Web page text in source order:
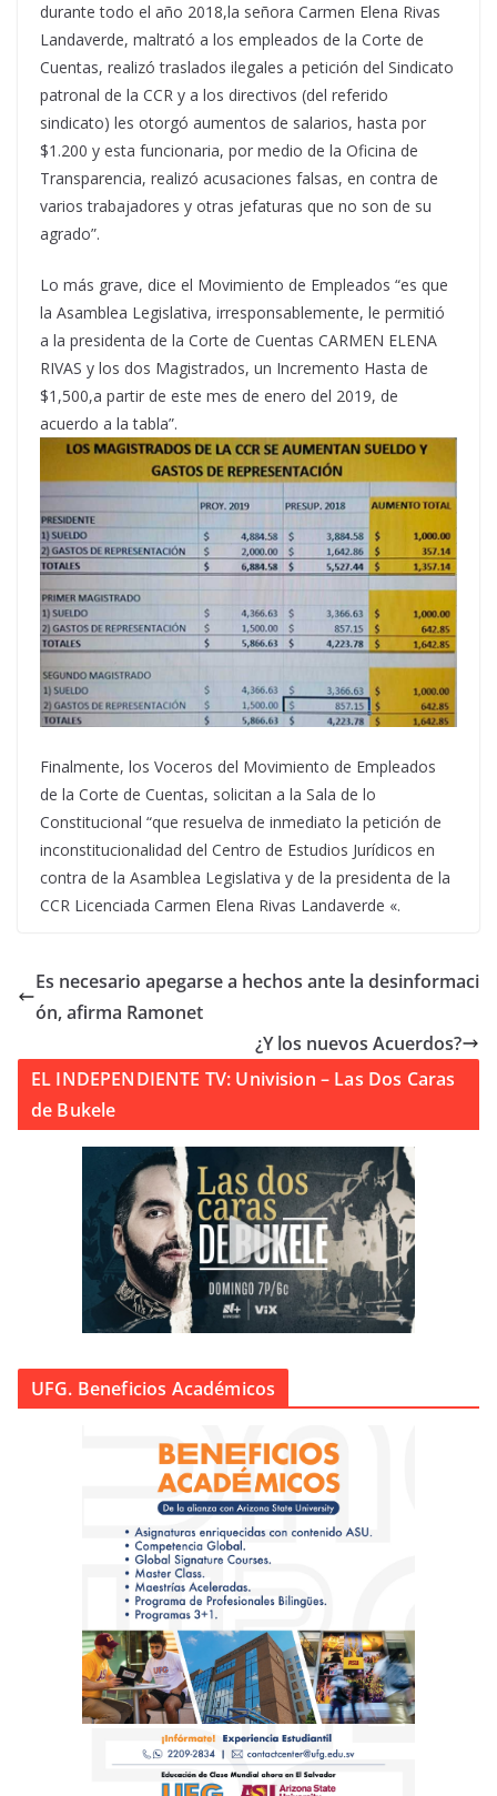
durante todo el año 2018,la señora Carmen Elena Rivas
Landaverde, maltrató a los empleados de la Corte de
Cuentas, realizó traslados ilegales a petición del Sindicato
patronal de la CCR y a los directivos (del referido
sindicato) les otorgó aumentos de salarios, hasta por
$1.200 y esta funcionaria, por medio de la Oficina de
Transparencia, realizó acusaciones falsas, en contra de
varios trabajadores y otras jefaturas que no son de su
agrado”.
Lo más grave, dice el Movimiento de Empleados “es que
la Asamblea Legislativa, irresponsablemente, le permitió
a la presidenta de la Corte de Cuentas CARMEN ELENA
RIVAS y los dos Magistrados, un Incremento Hasta de
$1,500,a partir de este mes de enero del 2019, de
acuerdo a la tabla”.
Finalmente, los Voceros del Movimiento de Empleados
de la Corte de Cuentas, solicitan a la Sala de lo
Constitucional “que resuelva de inmediato la petición de
inconstitucionalidad del Centro de Estudios Jurídicos en
contra de la Asamblea Legislativa y de la presidenta de la
CCR Licenciada Carmen Elena Rivas Landaverde «.
Es necesario apegarse a hechos ante la desinformaci
ón, afirma Ramonet
¿Y los nuevos Acuerdos?
EL INDEPENDIENTE TV: Univision – Las Dos Caras
de Bukele
UFG. Beneficios Académicos